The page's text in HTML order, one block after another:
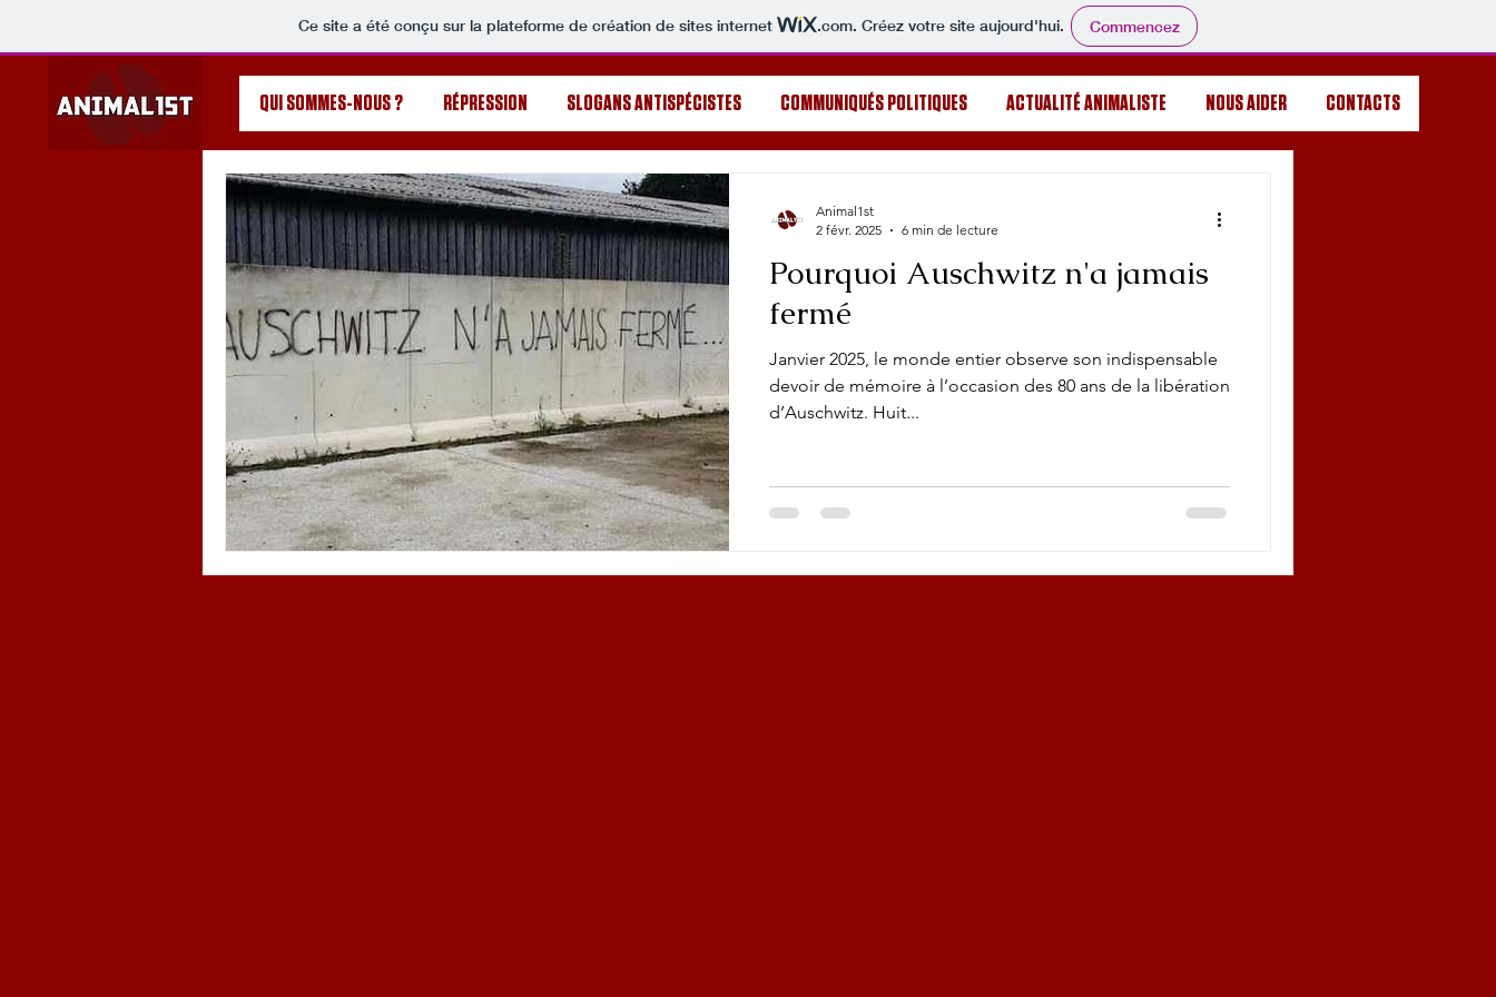
Ce site a été conçu sur la plateforme de création de sites internet .com. Créez votre site aujourd'hui. Commencez
QUI SOMMES-NOUS ? RÉPRESSION SLOGANS ANTISPÉCISTES COMMUNIQUÉS POLITIQUES ACTUALITÉ ANIMALISTE NOUS AIDER CONTACTS
Pourquoi Auschwitz n'a jamais
fermé
Janvier 2025, le monde entier observe son indispensable
devoir de mémoire à l’occasion des 80 ans de la libération
d’Auschwitz. Huit...
Animal1st
2 févr. 2025
6 min de lecture